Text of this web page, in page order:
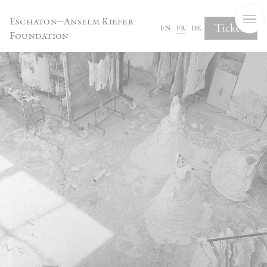
Eschaton—Anselm Kiefer
Foundation
en fr de Tickets